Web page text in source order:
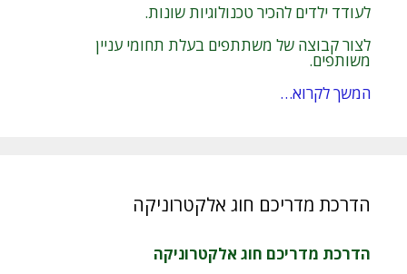
לעודד ילדים להכיר טכנולוגיות שונות.
לצור קבוצה של משתתפים בעלת תחומי עניין
משותפים.
המשך לקרוא…
הדרכת מדריכם חוג אלקטרוניקה
הדרכת מדריכם חוג אלקטרוניקה